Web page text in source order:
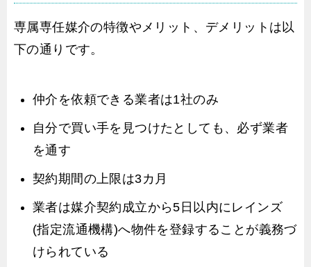
専属専任媒介の特徴やメリット、デメリットは以
下の通りです。
仲介を依頼できる業者は1社のみ
自分で買い手を見つけたとしても、必ず業者
を通す
契約期間の上限は3カ月
業者は媒介契約成立から5日以内にレインズ
(指定流通機構)へ物件を登録することが義務づ
けられている